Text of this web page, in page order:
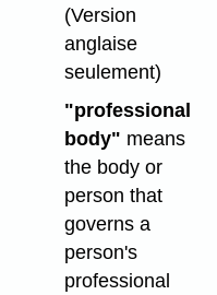
(Version
anglaise
seulement)
"professional
body" means
the body or
person that
governs a
person's
professional